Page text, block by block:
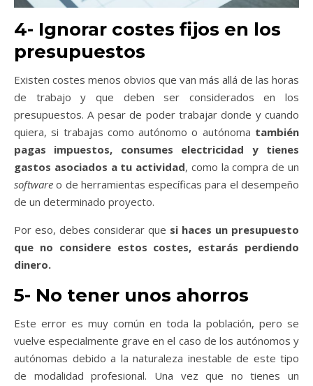
4- Ignorar costes fijos en los
presupuestos
Existen costes menos obvios que van más allá de las horas
de trabajo y que deben ser considerados en los
presupuestos. A pesar de poder trabajar donde y cuando
quiera, si trabajas como autónomo o autónoma también
pagas impuestos, consumes electricidad y tienes
gastos asociados a tu actividad, como la compra de un
software o de herramientas específicas para el desempeño
de un determinado proyecto.
Por eso, debes considerar que si haces un presupuesto
que no considere estos costes, estarás perdiendo
dinero.
5- No tener unos ahorros
Este error es muy común en toda la población, pero se
vuelve especialmente grave en el caso de los autónomos y
autónomas debido a la naturaleza inestable de este tipo
de modalidad profesional. Una vez que no tienes un